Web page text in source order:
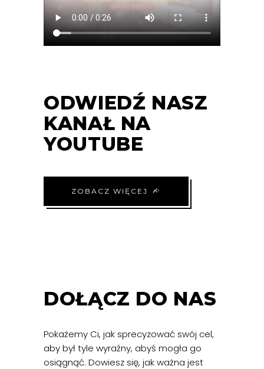
ODWIEDŹ NASZ
KANAŁ NA
YOUTUBE
ZOBACZ WIĘCEJ
DOŁĄCZ DO NAS
Pokażemy Ci, jak sprecyzować swój cel,
aby był tyle wyraźny, abyś mogła go
osiągnąć. Dowiesz się, jak ważna jest